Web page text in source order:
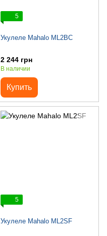
5
Укулеле Mahalo ML2BC
2 244 грн
В наличии
Купить
5
Укулеле Mahalo ML2SF